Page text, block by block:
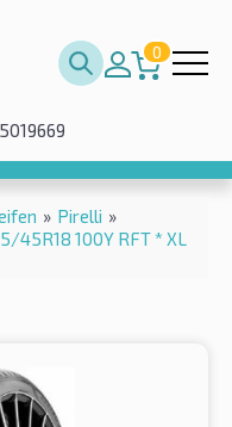
0
» Pirelli »
45R18 100Y RFT * XL